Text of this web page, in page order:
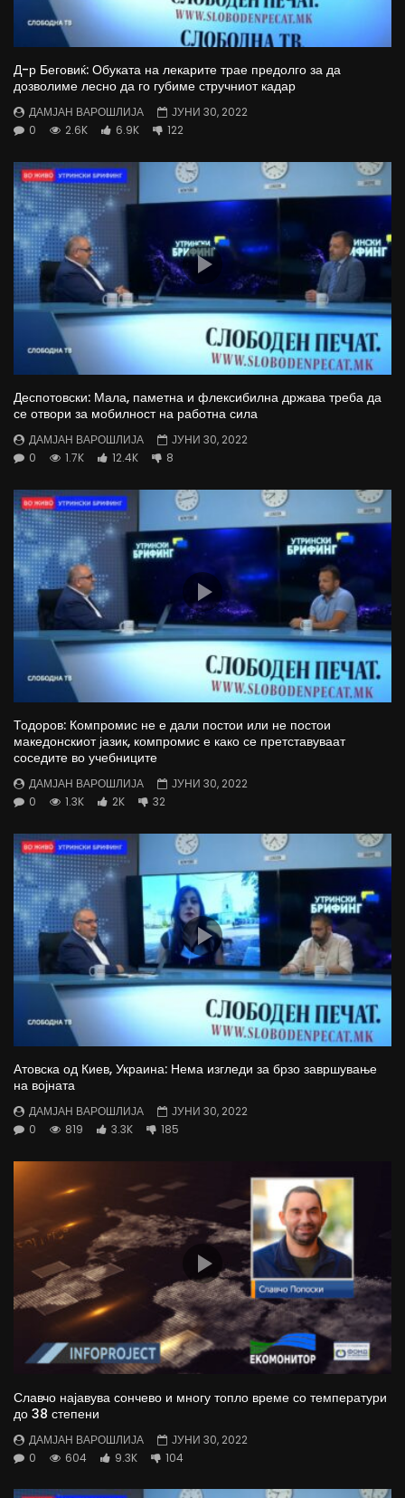
Д-р Беговиќ: Обуката на лекарите трае предолго за да
дозволиме лесно да го губиме стручниот кадар
ДАМЈАН ВАРОШЛИЈА
ЈУНИ 30, 2022
0
2.6K 6.9K 122
Деспотовски: Мала, паметна и флексибилна држава треба да
се отвори за мобилност на работна сила
ДАМЈАН ВАРОШЛИЈА
ЈУНИ 30, 2022
0
1.7K 12.4K 8
Тодоров: Компромис не е дали постои или не постои
македонскиот јазик, компромис е како се претставуваат
соседите во учебниците
ДАМЈАН ВАРОШЛИЈА
ЈУНИ 30, 2022
0
1.3K 2K 32
Атовска од Киев, Украина: Нема изгледи за брзо завршување
на војната
ДАМЈАН ВАРОШЛИЈА
ЈУНИ 30, 2022
0
819 3.3K 185
Славчо најавува сончево и многу топло време со температури
до 38 степени
ДАМЈАН ВАРОШЛИЈА
ЈУНИ 30, 2022
0
604 9.3K 104